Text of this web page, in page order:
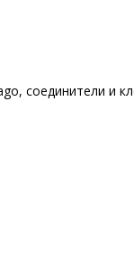
соединители и